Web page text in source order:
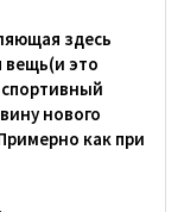
здесь
вещь(и это
нового
как при